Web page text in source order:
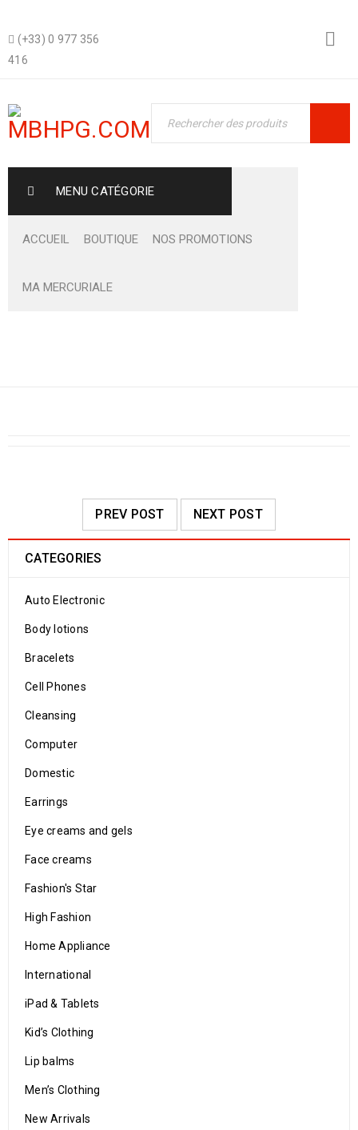
(+33) 0 977 356
416
MENU CATÉGORIE
ACCUEIL BOUTIQUE NOS PROMOTIONS
MA MERCURIALE
PREV POST NEXT POST
CATEGORIES
Auto Electronic
Body lotions
Bracelets
Cell Phones
Cleansing
Computer
Domestic
Earrings
Eye creams and gels
Face creams
Fashion's Star
High Fashion
Home Appliance
International
iPad & Tablets
Kid’s Clothing
Lip balms
Men’s Clothing
New Arrivals